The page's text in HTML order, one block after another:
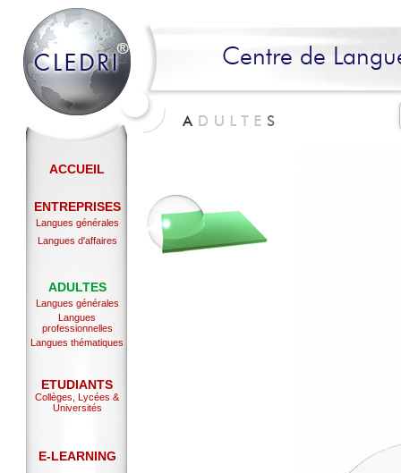
ACCUEIL
ENTREPRISES
Langues générales
Langues d'affaires
ADULTES
Langues générales
Langues
professionnelles
Langues thématiques
ETUDIANTS
Collèges, Lycées &
Universités
E-LEARNING